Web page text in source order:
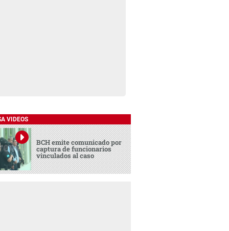
VIDEOS
BCH emite comunicado por
captura de funcionarios
vinculados al caso